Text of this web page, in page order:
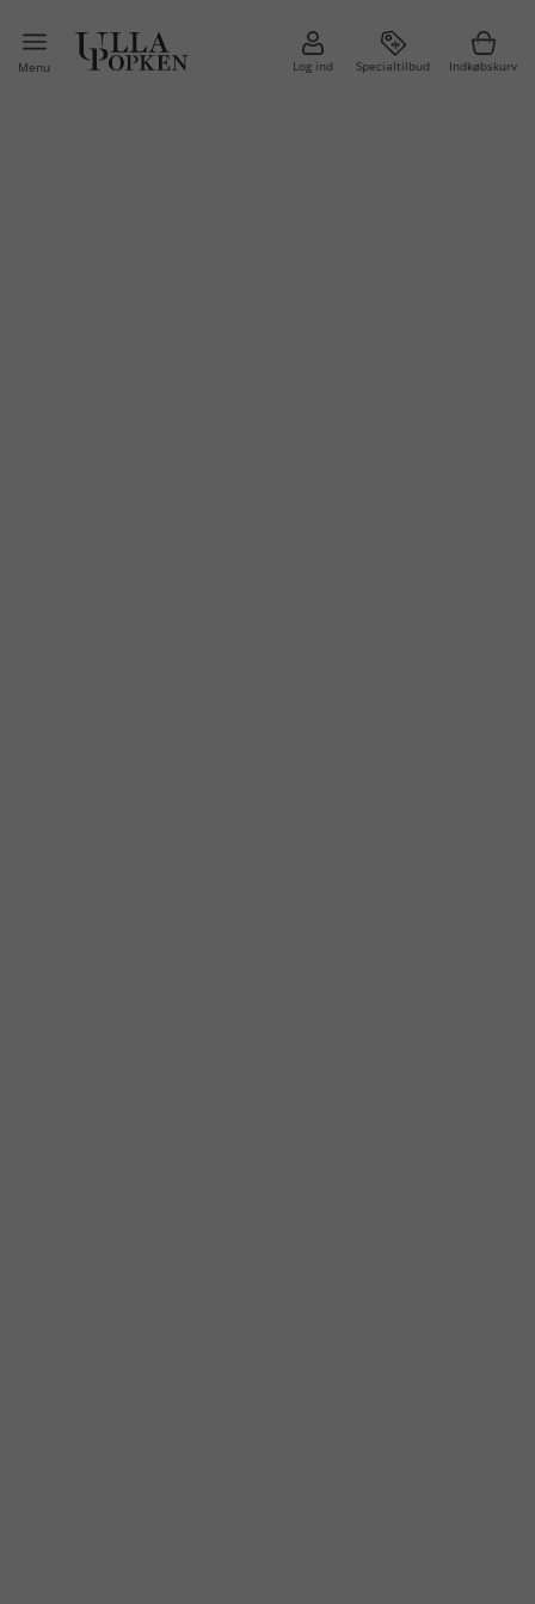
Menu Log ind Specialtilbud Indkøbskurv